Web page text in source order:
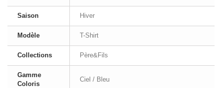
Saison Hiver
Modèle T-Shirt
Collections Père&Fils
Gamme
Coloris
Ciel / Bleu